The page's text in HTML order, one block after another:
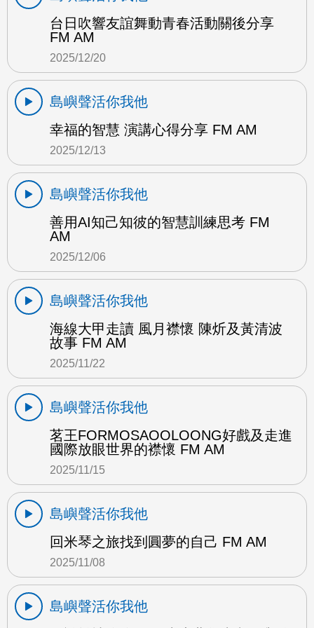
台日吹響友誼舞動青春活動關後分享
FM AM
2025/12/20
島嶼聲活你我他
幸福的智慧 演講心得分享 FM AM
2025/12/13
島嶼聲活你我他
善用AI知己知彼的智慧訓練思考 FM
AM
2025/12/06
島嶼聲活你我他
海線大甲走讀 風月襟懷 陳炘及黃清波
故事 FM AM
2025/11/22
島嶼聲活你我他
茗王FORMOSAOOLOONG好戲及走進
國際放眼世界的襟懷 FM AM
2025/11/15
島嶼聲活你我他
回米琴之旅找到圓夢的自己 FM AM
2025/11/08
島嶼聲活你我他